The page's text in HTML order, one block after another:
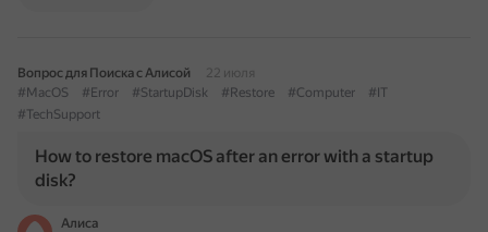
Вопрос для Поиска с Алисой
22 июля
#MacOS
#Error #StartupDisk #Restore #Computer
#IT
#TechSupport
How to restore macOS after an error with a startup
disk?
Алиса